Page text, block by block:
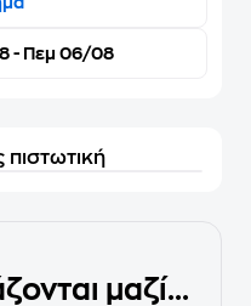
- Πεμ 06/08
πιστωτική
μαζί...